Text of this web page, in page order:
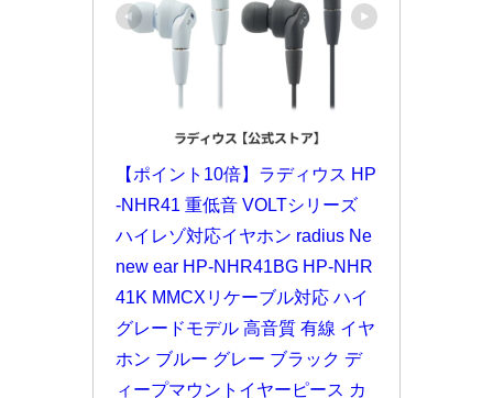
【ポイント10倍】ラディウス HP
-NHR41 重低音 VOLTシリーズ
ハイレゾ対応イヤホン radius Ne
new ear HP-NHR41BG HP-NHR
41K MMCXリケーブル対応 ハイ
グレードモデル 高音質 有線 イヤ
ホン ブルー グレー ブラック デ
ィープマウントイヤーピース カ